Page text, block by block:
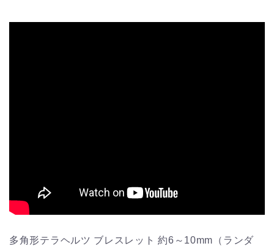
多角形テラヘルツ ブレスレット 約6～10mm（ランダ